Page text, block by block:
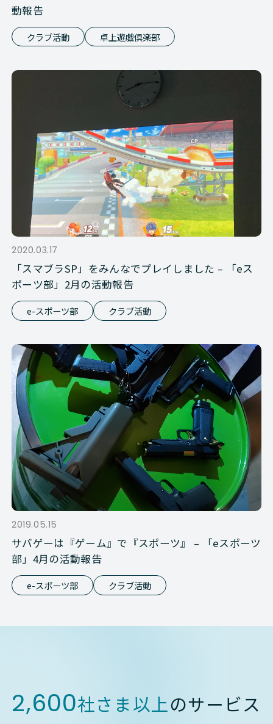
動報告
クラブ活動 卓上遊戯倶楽部
2020.03.17
「スマブラSP」をみんなでプレイしました – 「eス
ポーツ部」2月の活動報告
e-スポーツ部 クラブ活動
2019.05.15
サバゲーは『ゲーム』で『スポーツ』 – 「eスポーツ
部」4月の活動報告
e-スポーツ部 クラブ活動
2,600社さま以上のサービス